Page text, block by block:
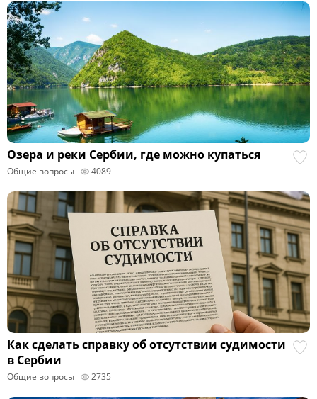
Озера и реки Сербии, где можно купаться
Общие вопросы 4089
Как сделать справку об отсутствии судимости
в Сербии
Общие вопросы 2735